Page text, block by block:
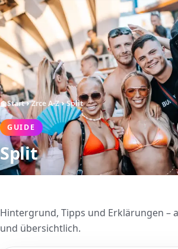
Reisezeitraum wählen…
GÄSTE
2
Start Zrce A-Z Split
GUIDE
Split
Hintergrund, Tipps und Erklärungen –
und übersichtlich.